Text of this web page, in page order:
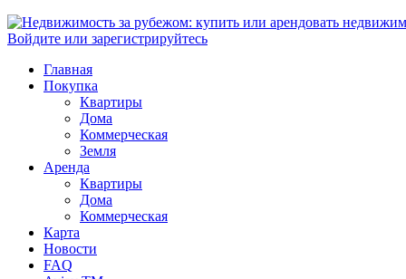
Войдите или зарегистрируйтесь
Главная
Покупка
Квартиры
Дома
Коммерческая
Земля
Аренда
Квартиры
Дома
Коммерческая
Карта
Новости
FAQ